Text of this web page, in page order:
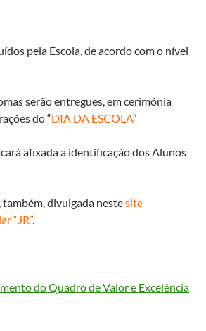
pela Escola, de acordo com o nível
serão entregues, em cerimónia
do “DIA DA ESCOLA”
afixada a identificação dos Alunos
também, divulgada nestesite
“JR”.
do Quadro de Valor e Excelência